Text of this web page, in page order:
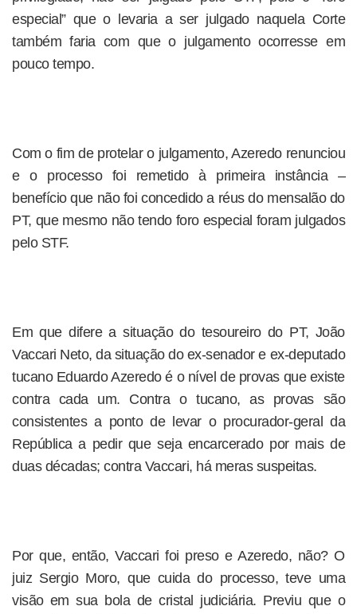
especial” que o levaria a ser julgado naquela Corte
também faria com que o julgamento ocorresse em
pouco tempo.
Com o fim de protelar o julgamento, Azeredo renunciou
e o processo foi remetido à primeira instância –
benefício que não foi concedido a réus do mensalão do
PT, que mesmo não tendo foro especial foram julgados
pelo STF.
Em que difere a situação do tesoureiro do PT, João
Vaccari Neto, da situação do ex-senador e ex-deputado
tucano Eduardo Azeredo é o nível de provas que existe
contra cada um. Contra o tucano, as provas são
consistentes a ponto de levar o procurador-geral da
República a pedir que seja encarcerado por mais de
duas décadas; contra Vaccari, há meras suspeitas.
Por que, então, Vaccari foi preso e Azeredo, não? O
juiz Sergio Moro, que cuida do processo, teve uma
visão em sua bola de cristal judiciária. Previu que o